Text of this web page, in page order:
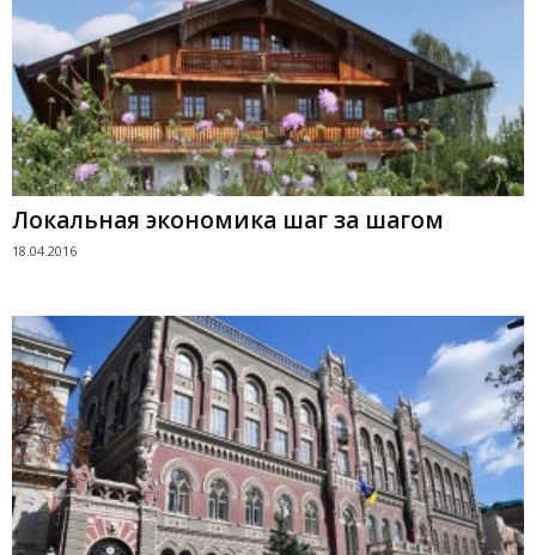
Локальная экономика шаг за шагом
18.04.2016